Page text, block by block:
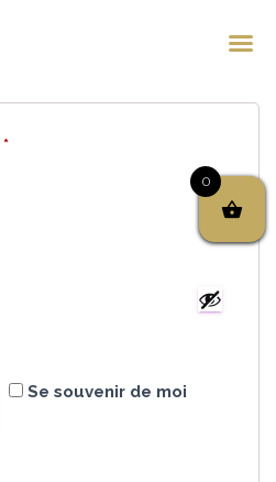
*
Se souvenir de moi
0